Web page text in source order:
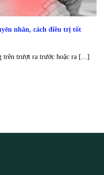
nhân, cách điều trị tốt
trên trượt ra trước hoặc ra [...]